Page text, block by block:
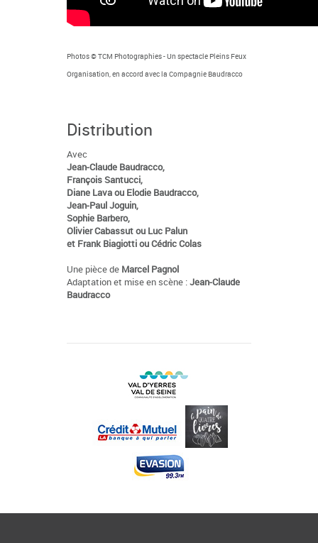
Photos © TCM Photographies - Un spectacle Pleins Feux
Organisation, en accord avec la Compagnie Baudracco
Distribution
Avec
Jean-Claude Baudracco,
François Santucci,
Diane Lava ou Elodie Baudracco,
Jean-Paul Joguin,
Sophie Barbero,
Olivier Cabassut ou Luc Palun
et Frank Biagiotti ou Cédric Colas
Une pièce de Marcel Pagnol
Adaptation et mise en scène :Jean-Claude
Baudracco